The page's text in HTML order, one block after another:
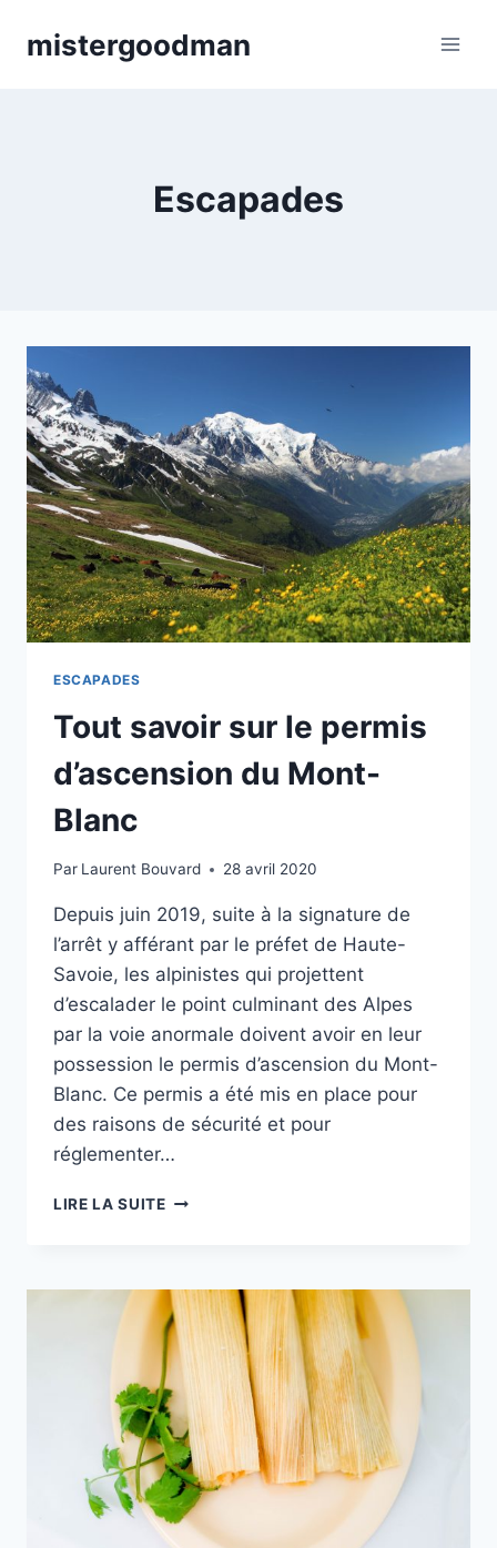
mistergoodman
Escapades
ESCAPADES
Tout savoir sur le permis
d’ascension du Mont-
Blanc
Par Laurent Bouvard 28 avril 2020
Depuis juin 2019, suite à la signature de
l’arrêt y afférant par le préfet de Haute-
Savoie, les alpinistes qui projettent
d’escalader le point culminant des Alpes
par la voie anormale doivent avoir en leur
possession le permis d’ascension du Mont-
Blanc. Ce permis a été mis en place pour
des raisons de sécurité et pour
réglementer…
LIRE LA SUITETOUT
PERMIS
D’ASCENSION
DU
MONT-
BLANC